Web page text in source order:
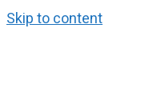
Skip to content